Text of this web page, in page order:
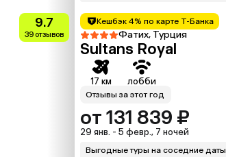
9.7
39 отзывов
Кешбэк 4% по карте Т-Банка
Фатих, Турция
Sultans Royal
17 км лобби
Отзывы за этот год
от 131 839 ₽
29 янв. - 5 февр., 7 ночей
Выгодные туры на соседние даты